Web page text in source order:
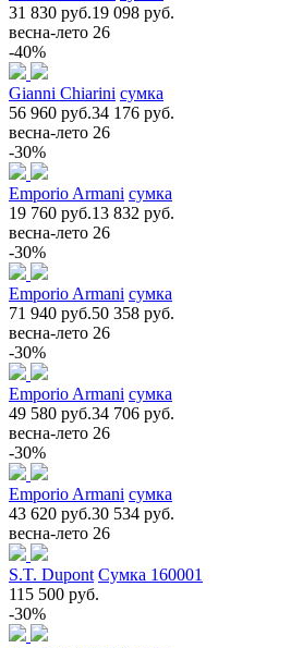
31 830 руб.19 098 руб.
весна-лето 26
-40%
Gianni Chiarini сумка
56 960 руб.34 176 руб.
весна-лето 26
-30%
Emporio Armani сумка
19 760 руб.13 832 руб.
весна-лето 26
-30%
Emporio Armani сумка
71 940 руб.50 358 руб.
весна-лето 26
-30%
Emporio Armani сумка
49 580 руб.34 706 руб.
весна-лето 26
-30%
Emporio Armani сумка
43 620 руб.30 534 руб.
весна-лето 26
S.T. Dupont Сумка 160001
115 500 руб.
-30%